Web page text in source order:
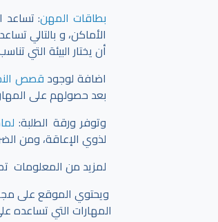
بطاقات المهن: تساعد
الأماكن، و بالتالي
أن يختار البيئة التي
اضافة لوجود قصص
بعد حصولهم على
وتوفر ورقة الطلبة:
لذوي الإعاقة، ومن
لمزيد من المعلومات
ويحتوي الموقع على
المهارات التي تساعده